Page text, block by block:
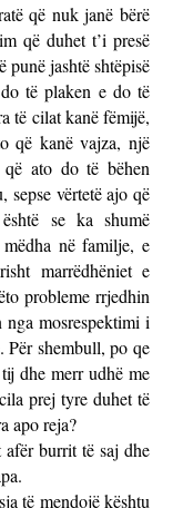
që nuk janë bërë
që duhet t’i presë
punë jashtë shtëpisë
të plaken e do të
të cilat kanë fëmijë,
që kanë vajza, një
ato do të bëhen
vërtetë ajo që
se ka shumë
në familje, e
marrëdhëniet e
probleme rrjedhin
nga mosrespektimi i
Për shembull, po qe
dhe merr udhë me
prej tyre duhet të
apo reja?
afër burrit të saj dhe
të mendojë kështu